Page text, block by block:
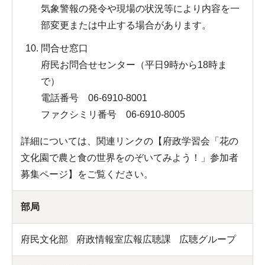
気象警報の発令や現場の状況等により内容を一
部変更または中止する場合があります。
問合せ窓口
府民お問合せセンター（平日9時から18時ま
で）
電話番号 06-6910-8001
ファクシミリ番号 06-6910-8005
詳細については、関連リンクの【府政学習会「花の
文化園で農と食の世界をのぞいてみよう！」参加者
募集ページ】をご覧ください。
部局
府民文化部 府政情報室広報広聴課 広聴グループ